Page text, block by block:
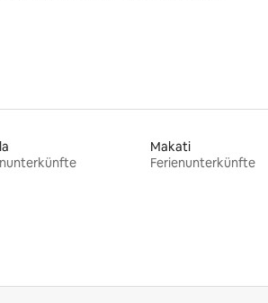
Makati
Ferienunterkünfte